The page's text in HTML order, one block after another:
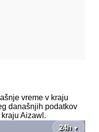
vreme v kraju
današnjih podatkov
Aizawl.
24h ▼